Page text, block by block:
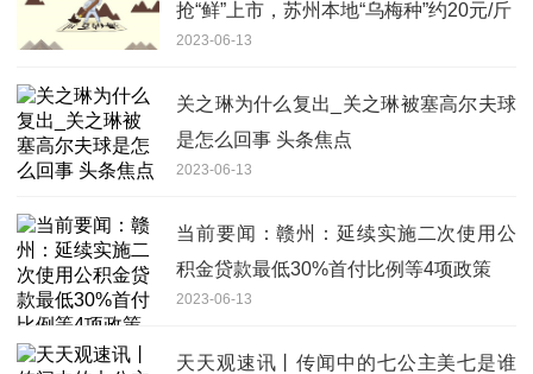
抢“鲜”上市，苏州本地“乌梅种”约20元/斤
2023-06-13
关之琳为什么复出_关之琳被塞高尔夫球
是怎么回事 头条焦点
2023-06-13
当前要闻：赣州：延续实施二次使用公
积金贷款最低30%首付比例等4项政策
2023-06-13
天天观速讯丨传闻中的七公主美七是谁